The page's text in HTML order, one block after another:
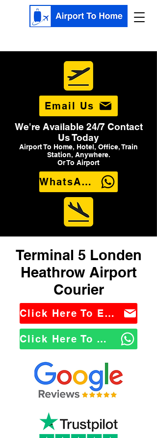
Email Us
We're Available 24/7 Contact
Us Today
Airport To Home, Hotel, Office, Train
Station, Anywhere.
Or To Airport
WhatsApp Us
Terminal 5 Londen
Heathrow Airport
Courier
Click Here To Email Us
Click Here To WhatsApp Us